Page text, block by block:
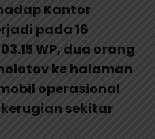
Kantor
pada 16
WP, dua orang
ke halaman
operasional
sekitar